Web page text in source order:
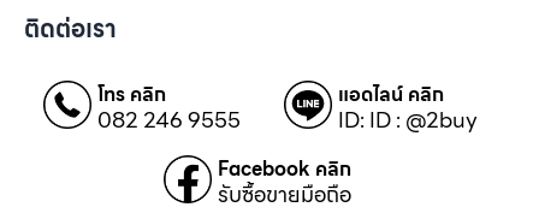
ติดต่อเรา
โทร คลิก
082 246 9555
แอดไลน์ คลิก
ID: ID : @2buy
Facebook คลิก
รับซื้อขายมือถือ